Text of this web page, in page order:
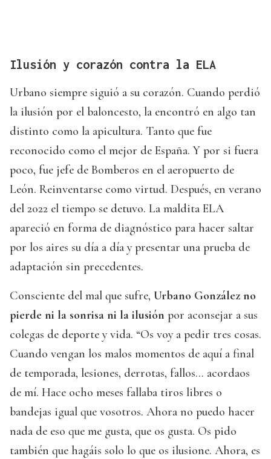
Ilusión y corazón contra la ELA
Urbano siempre siguió a su corazón. Cuando perdió
la ilusión por el baloncesto, la encontró en algo tan
distinto como la apicultura. Tanto que fue
reconocido como el mejor de España. Y por si fuera
poco, fue jefe de Bomberos en el aeropuerto de
León. Reinventarse como virtud. Después, en verano
del 2022 el tiempo se detuvo. La maldita ELA
apareció en forma de diagnóstico para hacer saltar
por los aires su día a día y presentar una prueba de
adaptación sin precedentes.
Consciente del mal que sufre, Urbano González no
pierde ni la sonrisa ni la ilusión por aconsejar a sus
colegas de deporte y vida. “Os voy a pedir tres cosas.
Cuando vengan los malos momentos de aquí a final
de temporada, lesiones, derrotas, fallos… acordaos
de mí. Hace ocho meses fallaba tiros libres o
bandejas igual que vosotros. Ahora no puedo hacer
nada de eso que me gusta, que os gusta. Os pido
también que hagáis solo lo que os ilusione. Ahora, es